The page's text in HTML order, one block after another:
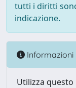
tutti i diritti
indicazione.
Informazioni
Utilizza